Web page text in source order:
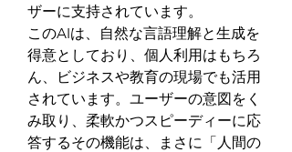
ザーに支持されています。
このAIは、自然な言語理解と生成を
得意としており、個人利用はもちろ
ん、ビジネスや教育の現場でも活用
されています。ユーザーの意図をく
み取り、柔軟かつスピーディーに応
答するその機能は、まさに「人間の